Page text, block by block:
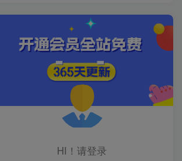
HI！请登录